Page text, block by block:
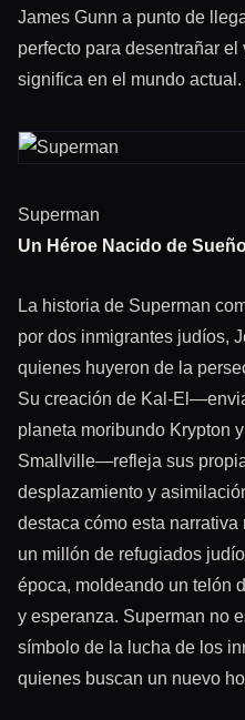
James Gunn a punto de
perfecto para desentrañar
significa en el mundo actual.
Superman
Un Héroe Nacido de
La historia de Superman
por dos inmigrantes judíos,
quienes huyeron de la
Su creación de Kal-
planeta moribundo Krypton
Smallville—refleja sus
desplazamiento y
destaca cómo esta
un millón de refugiados
época, moldeando un telón
y esperanza. Superman no
símbolo de la lucha de los
quienes buscan un nuevo